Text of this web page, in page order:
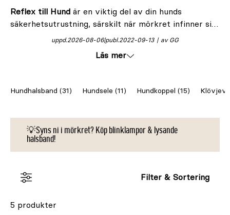
Reflex till Hund är en viktig del av din hunds
säkerhetsutrustning, särskilt när mörkret infinner sig.
På Granngården erbjuder vi ett omfattande utbud av
synligheten och säkerheten för din hund under
kompletteras med fördel även med
reflexväst hund
reflexkoppel
publ.2022-09-13
uppd.2026-08-06 av GG
Läs mer
Hundhalsband (31) Hundsele (11) Hundkoppel (15)
💡Syns ni i mörkret? Köp blinklampor & lysande
halsband!
Filter & Sortering
5 produkter